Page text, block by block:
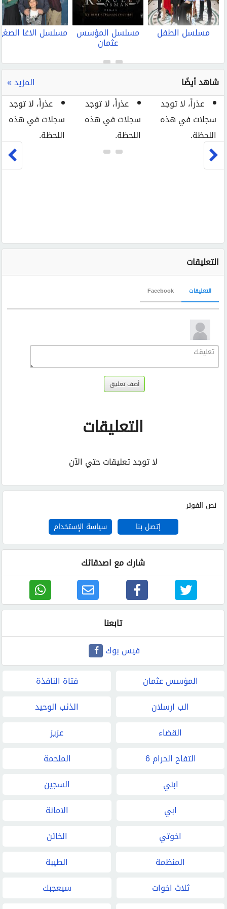
مسلسل الطفل مسلسل المؤسس
عثمان
مسلسل الاغا
شاهد أيضًا
المزيد »
عذراً، لا توجد
سجلات في هذه
اللحظة.
عذراً، لا توجد
سجلات في هذه
اللحظة.
عذراً، لا توجد
سجلات في هذه
اللحظة.
التعليقات
التعليقات Facebook
أضف تعليق
التعليقات
لا توجد تعليقات حتي الآن
نص الفوتر
إتصل بنا
سياسة الإستخدام
شارك مع اصدقائك
تابعنا
فيس بوك
المؤسس عثمان
فتاة النافذة
الب ارسلان
الذئب الوحيد
القضاء
عزيز
التفاح الحرام 6
الملحمة
ابني
السجين
ابي
الامانة
اخوتي
الخائن
المنظمة
الطيبة
ثلاث اخوات
سيعجبك